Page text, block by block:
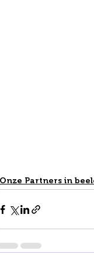
Onze Partners in